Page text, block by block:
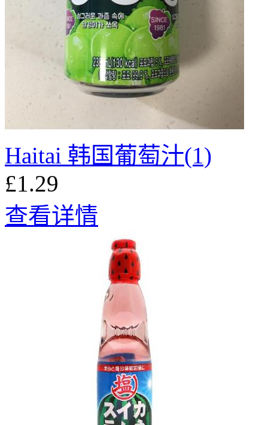
Haitai 韩国葡萄汁(1)
£1.29
查看详情